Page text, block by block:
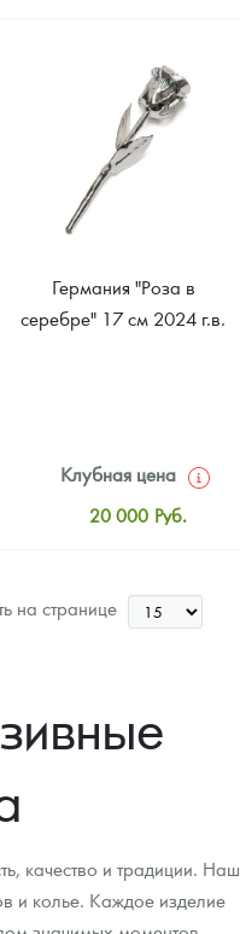
Звоните
Германия "Роза в
серебре" 17 см 2024 г.в.
Клубная цена
20 000 Руб.
Цена выкупа
на странице
качество и традиции. Наш
и колье. Каждое изделие